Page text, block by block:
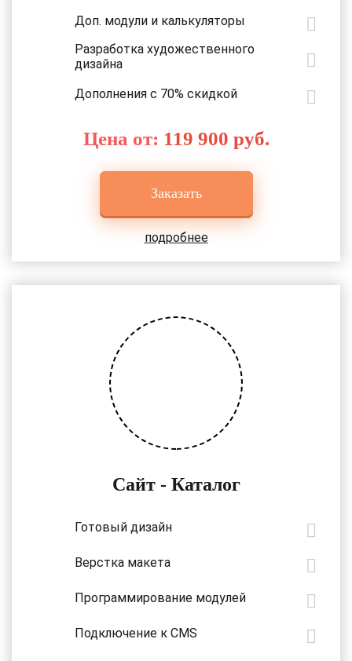
Доп. модули и калькуляторы
Разработка художественного
дизайна
Дополнения с 70% скидкой
Цена от: 119 900 руб.
Заказать
подробнее
Сайт - Каталог
Готовый дизайн
Верстка макета
Программирование модулей
Подключение к CMS